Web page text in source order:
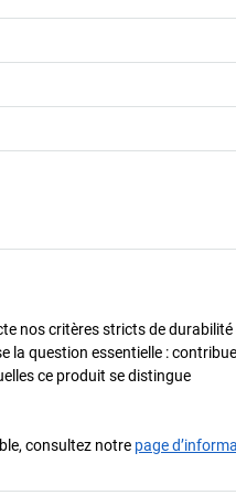
nos critères stricts de durabilité
la question essentielle :
ce produit se distingue
consultez notre page